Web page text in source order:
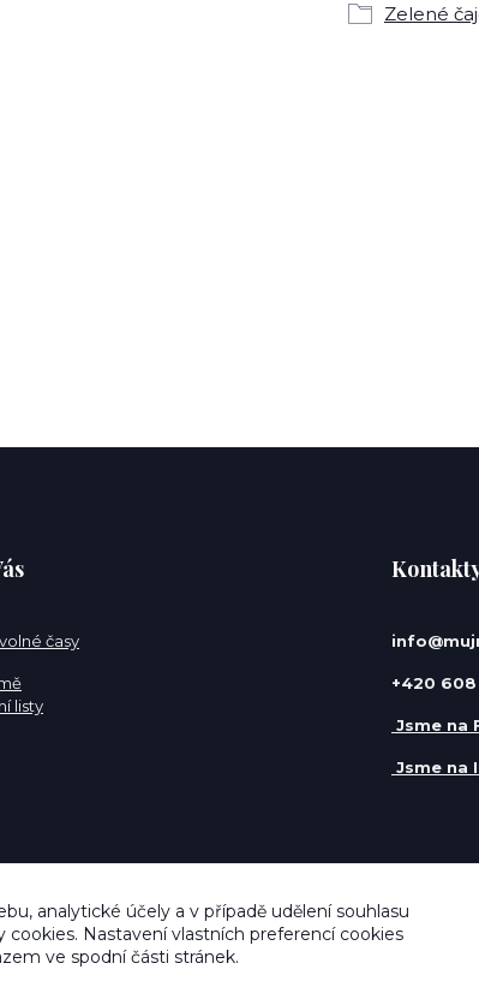
Zelené
časy
listy
+420 608
Jsme na
Jsme na
analytické účely a v případě udělení souhlasu
Nastavení vlastních preferencí cookies
ve spodní části stránek.